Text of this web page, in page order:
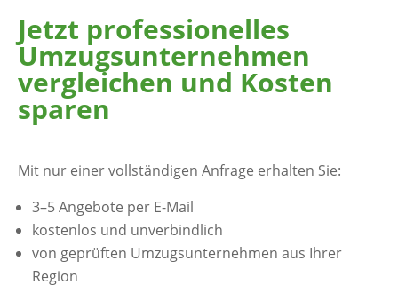
Jetzt professionelles
Umzugsunternehmen
vergleichen und Kosten
sparen
Mit nur einer vollständigen Anfrage erhalten Sie:
3–5 Angebote per E-Mail
kostenlos und unverbindlich
von geprüften Umzugsunternehmen aus Ihrer
Region